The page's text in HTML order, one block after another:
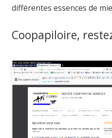
différentes essences de
Coopapiloire,